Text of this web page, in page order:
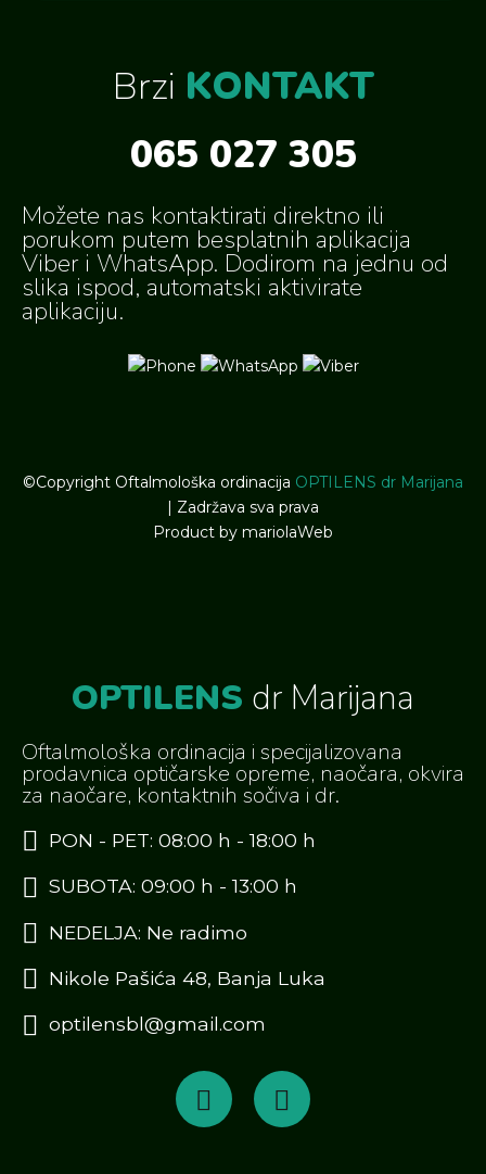
Brzi KONTAKT
065 027 305
Možete nas kontaktirati direktno ili
porukom putem besplatnih aplikacija
Viber i WhatsApp. Dodirom na jednu od
slika ispod, automatski aktivirate
aplikaciju.
©Copyright Oftalmološka ordinacija OPTILENS dr Marijana
| Zadržava sva prava
Product by mariolaWeb
OPTILENS dr Marijana
Oftalmološka ordinacija i specijalizovana
prodavnica optičarske opreme, naočara, okvira
za naočare, kontaktnih sočiva i dr.
PON - PET: 08:00 h - 18:00 h
SUBOTA: 09:00 h - 13:00 h
NEDELJA: Ne radimo
Nikole Pašića 48, Banja Luka
optilensbl@gmail.com